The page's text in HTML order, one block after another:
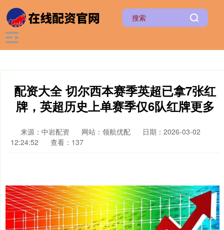
配资大全 切尔西本赛季英超已拿7张红
牌，英超历史上单赛季仅6队红牌更多
来源：中岩配资 网站：领航优配
日期：2026-03-02
12:24:52
查看：137